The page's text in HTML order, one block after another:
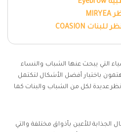
التي يبحث عنها الشباب والنساء
باختيار أفضل الأشكال لتكتمل
عديدة لكل من الشباب والبنات كما
الجذابة للأعين بأذواق مختلفة والتي